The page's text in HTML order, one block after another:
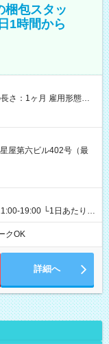
梱包スタッ
1時間から
さ：1ヶ月 雇用形態、
屋第六ビル402号（最
19:00 └1日あたりの
れば、いつでも勤務可
日でご勤務いただけま
可能なお仕事です！
クOK
詳細へ